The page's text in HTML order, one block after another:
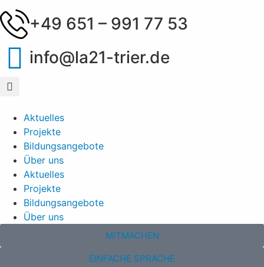
+49 651 – 991 77 53
info@la21-trier.de
Aktuelles
Projekte
Bildungsangebote
Über uns
Aktuelles
Projekte
Bildungsangebote
Über uns
MITMACHEN
EINFACHE SPRACHE